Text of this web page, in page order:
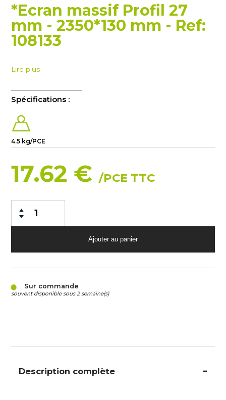
*Ecran massif Profil 27
mm - 2350*130 mm - Ref:
108133
Lire plus
Spécifications :
4.5 kg/PCE
17.62 €/PCE TTC
Sur commande
souvent disponible sous 2 semaine(s)
Description complète